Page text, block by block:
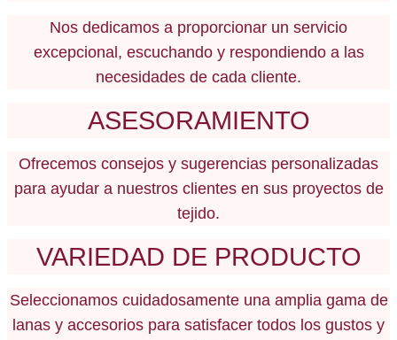
Nos dedicamos a proporcionar un servicio
excepcional, escuchando y respondiendo a las
necesidades de cada cliente.
ASESORAMIENTO
Ofrecemos consejos y sugerencias personalizadas
para ayudar a nuestros clientes en sus proyectos de
tejido.
VARIEDAD DE PRODUCTO
Seleccionamos cuidadosamente una amplia gama de
lanas y accesorios para satisfacer todos los gustos y